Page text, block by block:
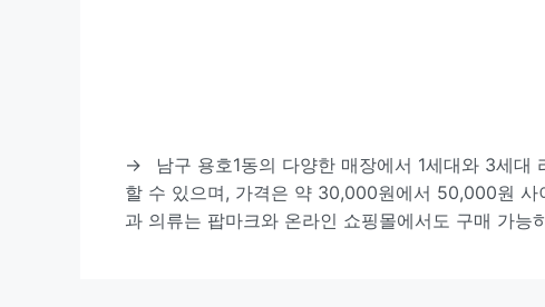
→
남구 용호1동의 다양한 매장에서 1세대와 3세대
할 수 있으며, 가격은 약 30,000원에서 50,000원 사
과 의류는 팝마크와 온라인 쇼핑몰에서도 구매 가능